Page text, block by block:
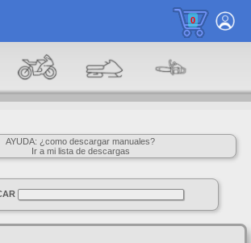
0
AYUDA: ¿como descargar manuales?
Ir a mi lista de descargas